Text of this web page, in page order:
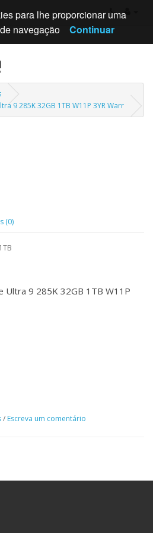
9 285K 32GB 1TB W11P 3YR Warr
(0)
Ultra 9 285K 32GB 1TB W11P
/ Escreva um comentário
para lhe proporcionar uma
navegação
Continuar